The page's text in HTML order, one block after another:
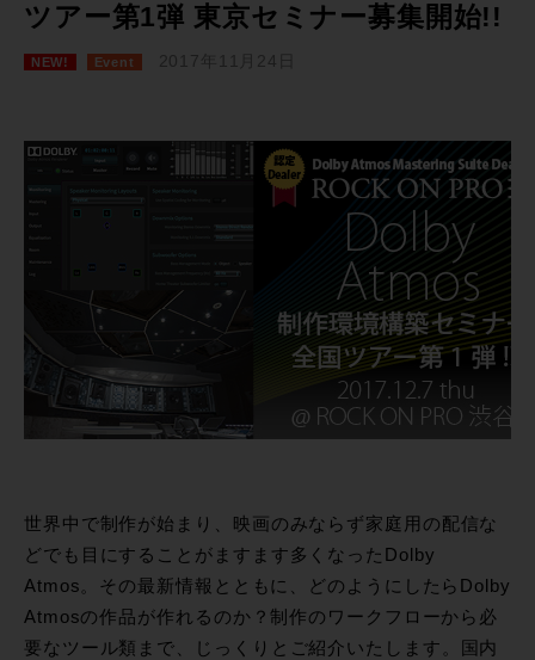
ツアー第1弾 東京セミナー募集開始!!
NEW! Event 2017年11月24日
世界中で制作が始まり、映画のみならず家庭用の配信な
どでも目にすることがますます多くなったDolby
Atmos。その最新情報とともに、どのようにしたらDolby
Atmosの作品が作れるのか？制作のワークフローから必
要なツール類まで、じっくりとご紹介いたします。国内